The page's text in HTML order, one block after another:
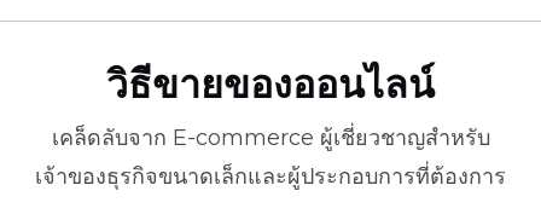
วิธีขายของออนไลน์
เคล็ดลับจาก E-commerce ผู้เชี่ยวชาญสำหรับ
เจ้าของธุรกิจขนาดเล็กและผู้ประกอบการที่ต้องการ